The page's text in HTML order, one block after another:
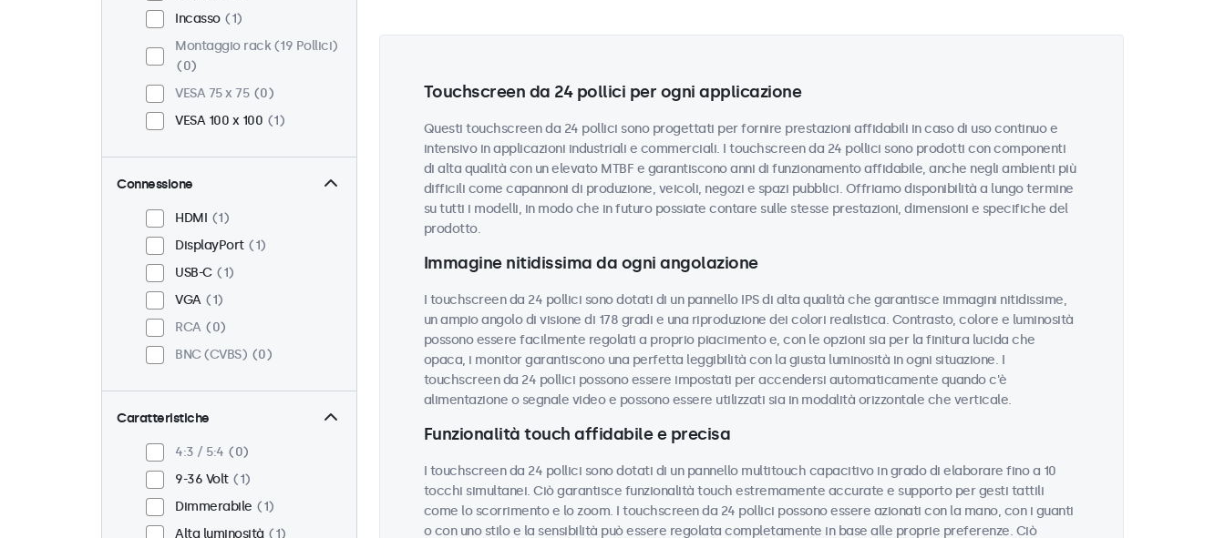
Incasso
1
Montaggio rack (19 Pollici)
0
VESA 75 x 75
0
VESA 100 x 100
1
Connessione
HDMI
1
DisplayPort
1
USB-C
1
VGA
1
RCA
0
BNC (CVBS)
0
Caratteristiche
4:3 / 5:4
0
9-36 Volt
1
Dimmerabile
1
Alta luminosità
1
Touchscreen da 24 pollici per ogni applicazione
Questi touchscreen da 24 pollici sono progettati per fornire prestazioni affidabili in caso di uso continuo e
intensivo in applicazioni industriali e commerciali. I touchscreen da 24 pollici sono prodotti con componenti
di alta qualità con un elevato MTBF e garantiscono anni di funzionamento affidabile, anche negli ambienti più
difficili come capannoni di produzione, veicoli, negozi e spazi pubblici. Offriamo disponibilità a lungo termine
su tutti i modelli, in modo che in futuro possiate contare sulle stesse prestazioni, dimensioni e specifiche del
prodotto.
Immagine nitidissima da ogni angolazione
I touchscreen da 24 pollici sono dotati di un pannello IPS di alta qualità che garantisce immagini nitidissime,
un ampio angolo di visione di 178 gradi e una riproduzione dei colori realistica. Contrasto, colore e luminosità
possono essere facilmente regolati a proprio piacimento e, con le opzioni sia per la finitura lucida che
opaca, i monitor garantiscono una perfetta leggibilità con la giusta luminosità in ogni situazione. I
touchscreen da 24 pollici possono essere impostati per accendersi automaticamente quando c'è
alimentazione o segnale video e possono essere utilizzati sia in modalità orizzontale che verticale.
Funzionalità touch affidabile e precisa
I touchscreen da 24 pollici sono dotati di un pannello multitouch capacitivo in grado di elaborare fino a 10
tocchi simultanei. Ciò garantisce funzionalità touch estremamente accurate e supporto per gesti tattili
come lo scorrimento e lo zoom. I touchscreen da 24 pollici possono essere azionati con la mano, con i guanti
o con uno stilo e la sensibilità può essere regolata completamente in base alle proprie preferenze. Ciò